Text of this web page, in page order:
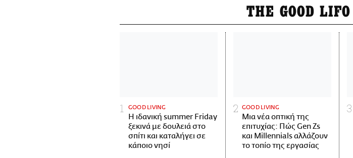
THE GOOD LIFO
GOOD LIVING
Η ιδανική summer Friday
ξεκινά με δουλειά στο
σπίτι και καταλήγει σε
κάποιο νησί
GOOD LIVING
Μια νέα οπτική της
επιτυχίας: Πώς Gen Zs
και Millennials αλλάζουν
το τοπίο της εργασίας